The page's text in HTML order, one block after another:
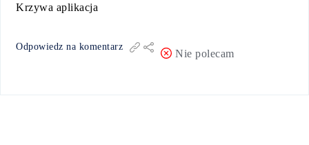
Krzywa aplikacja
Odpowiedz na komentarz
Nie polecam